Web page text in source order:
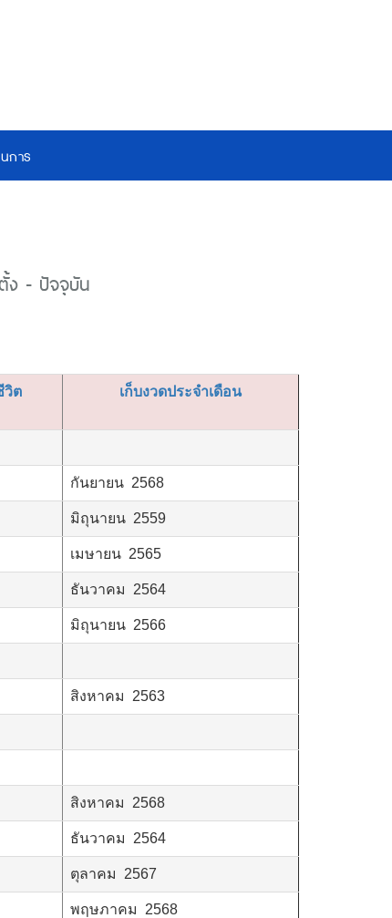
การ
ง - ปัจจุบัน
วิต เก็บงวดประจำเดือน
กันยายน 2568
มิถุนายน 2559
เมษายน 2565
ธันวาคม 2564
มิถุนายน 2566
สิงหาคม 2563
สิงหาคม 2568
ธันวาคม 2564
ตุลาคม 2567
พฤษภาคม 2568